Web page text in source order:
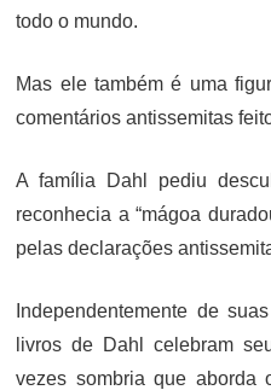
todo o mundo.
Mas ele também é uma
comentários antissemitas
A família Dahl pediu
reconhecia a “mágoa
pelas declarações
Independentemente de
livros de Dahl celebram
vezes sombria que aborda